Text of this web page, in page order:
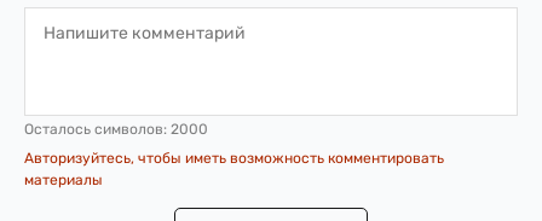
Осталось символов: 2000
Авторизуйтесь, чтобы иметь возможность комментировать
материалы